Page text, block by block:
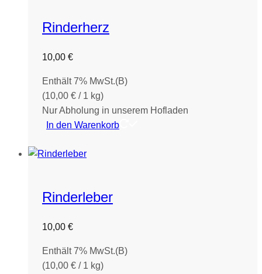
Rinderherz
10,00 €
Enthält 7% MwSt.(B)
(10,00 € / 1 kg)
Nur Abholung in unserem Hofladen
In den Warenkorb
Rinderleber
10,00 €
Enthält 7% MwSt.(B)
(10,00 € / 1 kg)